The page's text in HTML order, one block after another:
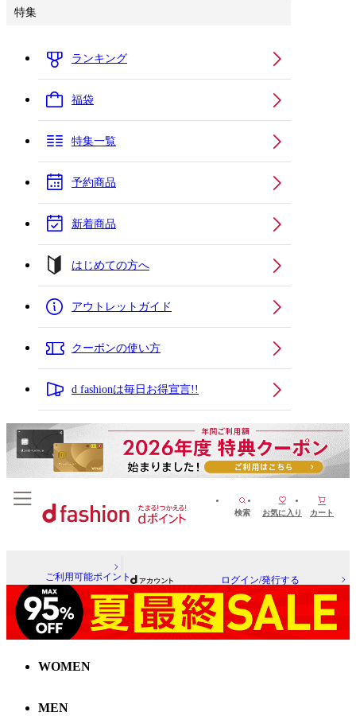
特集
ランキング
福袋
特集一覧
予約商品
新着商品
はじめての方へ
アウトレットガイド
クーポンの使い方
d fashionは毎日お得宣言!!
検索 お気に入り カート
ご利用可能ポイント ログイン/発行する
WOMEN
MEN